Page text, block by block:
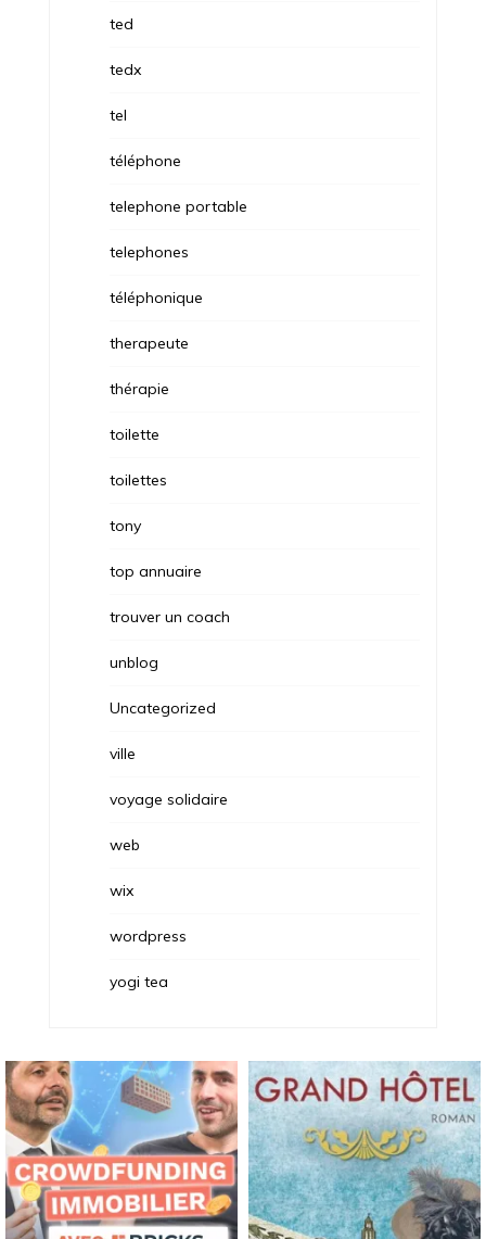
ted
tedx
tel
téléphone
telephone portable
telephones
téléphonique
therapeute
thérapie
toilette
toilettes
tony
top annuaire
trouver un coach
unblog
Uncategorized
ville
voyage solidaire
web
wix
wordpress
yogi tea